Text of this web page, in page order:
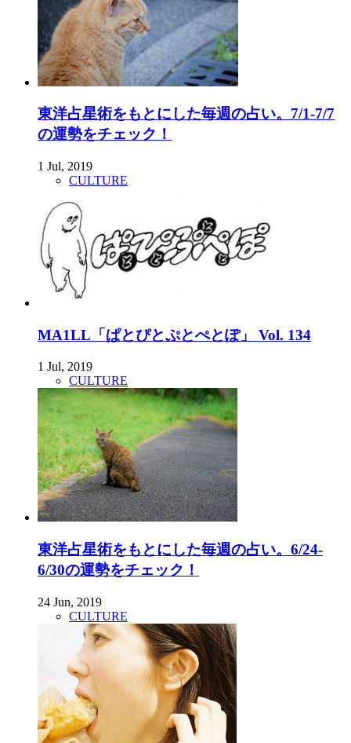
東洋占星術をもとにした毎週の占い。7/1-7/7
の運勢をチェック！
1 Jul, 2019
CULTURE
MA1LL「ぱとぴとぷとぺとぽ」 Vol. 134
1 Jul, 2019
CULTURE
東洋占星術をもとにした毎週の占い。6/24-
6/30の運勢をチェック！
24 Jun, 2019
CULTURE